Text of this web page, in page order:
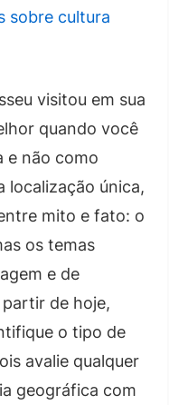
sobre cultura
visitou em sua
quando você
e não como
localização única,
mito e fato: o
os temas
e de
de hoje,
o tipo de
avalie qualquer
geográfica com